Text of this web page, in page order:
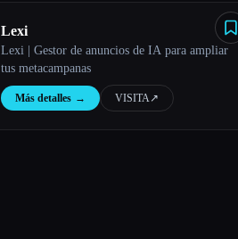
Lexi
Lexi | Gestor de anuncios de IA para ampliar
tus metacampanas
Más detalles → VISITA↗︎